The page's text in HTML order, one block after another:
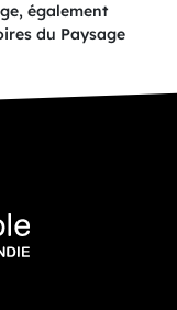
également
du Paysage